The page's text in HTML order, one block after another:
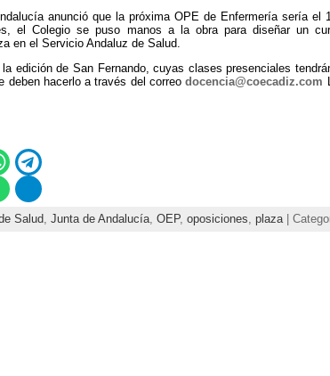
anunció que la próxima OPE de Enfermería sería
el Colegio se puso manos a la obra para diseñar un
en el Servicio Andaluz de Salud.
edición de San Fernando, cuyas clases presenciales
deben hacerlo a través del correodocencia@coecadiz.com
Salud, Junta de Andalucía, OEP, oposiciones plaza|